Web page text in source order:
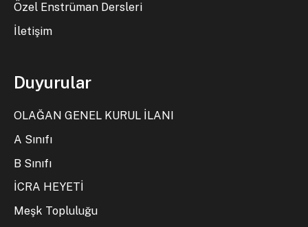
Özel Enstrüman Dersleri
İletişim
Duyurular
OLAĞAN GENEL KURUL İLANI
A Sınıfı
B Sınıfı
İCRA HEYETİ
Meşk Topluluğu